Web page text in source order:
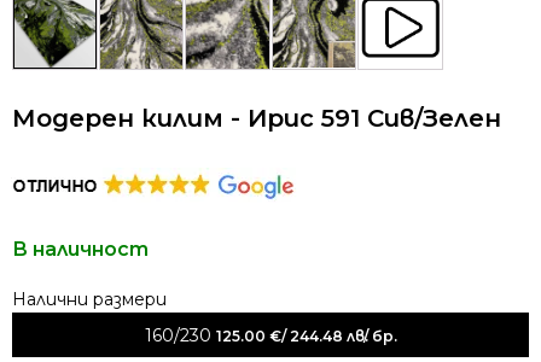
Модерен килим - Ирис 591 Сив/Зелен
В наличност
160/230 125.00 €/ 244.48 лв./ бр.
Alternative: